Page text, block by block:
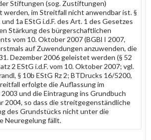
Stiftungen (sog. Zustiftungen)
werden, im Streitfall nicht anwendbar ist. §
und 1a EStG i.d.F. des Art. 1 des Gesetzes
Stärkung des bürgerschaftlichen
vom 10. Oktober 2007 (BGBl I 2007,
auf Zuwendungen anzuwenden, die
Dezember 2006 geleistet werden (§ 52
2 EStG i.d.F. vom 10. Oktober 2007; vgl.
§ 10b EStG Rz 2; BTDrucks 16/5200,
erfolgte die Auflassung im
und die Eintragung ins Grundbuch
2004, so dass die streitgegenständliche
des Grundstücks nicht unter die
Neuregelung fällt.